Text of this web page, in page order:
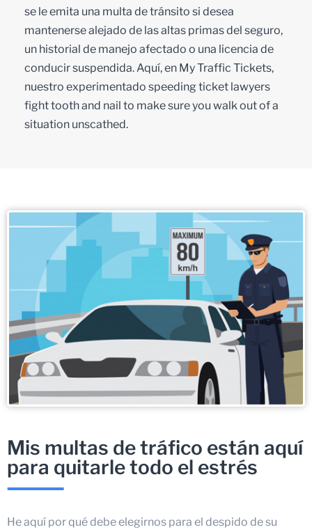
se le emita una multa de tránsito si desea
mantenerse alejado de las altas primas del seguro,
un historial de manejo afectado o una licencia de
conducir suspendida. Aquí, en My Traffic Tickets,
nuestro experimentado speeding ticket lawyers
fight tooth and nail to make sure you walk out of a
situation unscathed.
Mis multas de tráfico están aquí
para quitarle todo el estrés
He aquí por qué debe elegirnos para el despido de su